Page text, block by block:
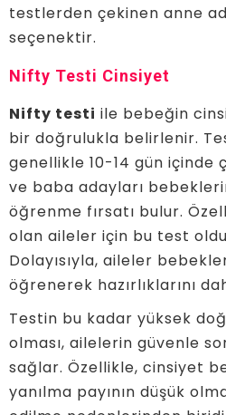
testlerden çekinen anne
seçenektir.
Nifty Testi Cinsiyet
Nifty testi ile bebeğin
bir doğrulukla belirlenir.
genellikle 10-14 gün içinde
ve baba adayları
öğrenme fırsatı bulur.
olan aileler için bu test
Dolayısıyla, aileler
öğrenerek hazırlıklarını
Testin bu kadar yüksek
olması, ailelerin güvenle
sağlar. Özellikle, cinsiyet
yanılma payının düşük